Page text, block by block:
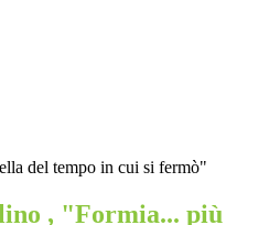
del tempo in cui si fermò"
, "Formia... più